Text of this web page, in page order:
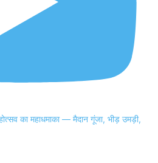
का महाधमाका — मैदान गूंजा, भीड़ उमड़ी,